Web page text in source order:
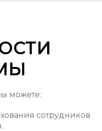
можете:
сотрудников